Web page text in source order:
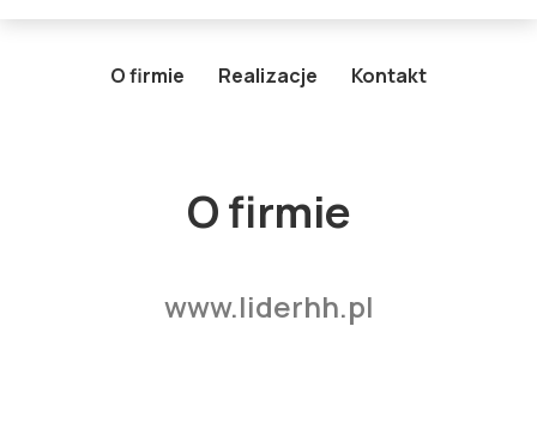
O firmie Realizacje Kontakt
O firmie
www.liderhh.pl